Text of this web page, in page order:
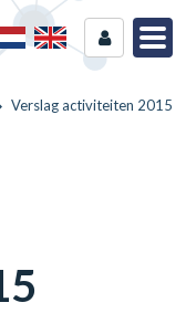
Verslag activiteiten 2015